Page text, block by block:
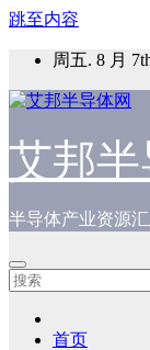
跳至内容
周五. 8 月
艾邦半
半导体产业资源
首页